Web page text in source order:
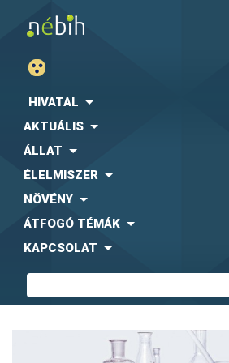
HIVATAL
AKTUÁLIS
ÁLLAT
ÉLELMISZER
NÖVÉNY
ÁTFOGÓ TÉMÁK
KAPCSOLAT